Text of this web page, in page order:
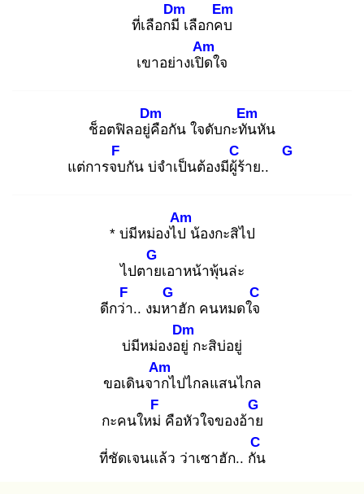
ที่เลือกมี
Dm
เลือกคบ
Em
เขาอย่างเปิด
Am
ใจ
ช็อตฟิลอยู่คื
Dm
อกัน ใจดับกะทัน
Em
หัน
แต่การจบ
F
กัน บ่จำเป็นต้องมีผู้ร้
C
าย..
G
* บ่มีหม่องไป
Am
น้องกะสิไป
ไปตาย
G
เอาหน้าพุ้นล่ะ
ดีกว่า
F
.. งมหา
G
ฮัก คนหมดใจ
C
บ่มีหม่องอยู่
Dm
กะสิบ่อยู่
ขอเดินจาก
Am
ไปไกลแสนไกล
กะคนใหม่
F
คือหัวใจของอ้าย
G
ที่ชัดเจนแล้ว ว่าเซาฮัก.. กัน
C